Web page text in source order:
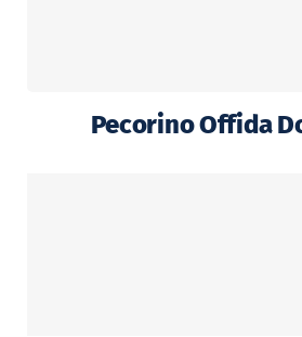
Pecorino Offida